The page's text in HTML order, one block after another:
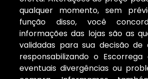
qualquer momento, sem
função disso, você
informações das lojas são as
validadas para sua decisão de
responsabilizando o
eventuais divergências ou